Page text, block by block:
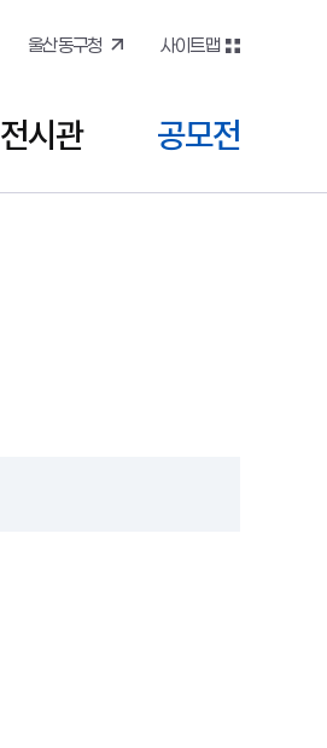
울산동구청 사이트맵
전시관 공모전